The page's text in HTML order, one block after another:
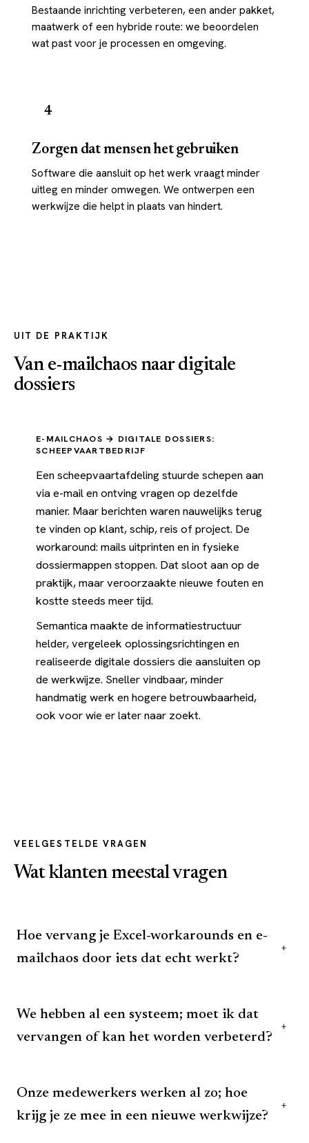
Bestaande inrichting verbeteren, een ander pakket,
maatwerk of een hybride route: we beoordelen
wat past voor je processen en omgeving.
4
Zorgen dat mensen het gebruiken
Software die aansluit op het werk vraagt minder
uitleg en minder omwegen. We ontwerpen een
werkwijze die helpt in plaats van hindert.
UIT DE PRAKTIJK
Van e-mailchaos naar digitale
dossiers
E-MAILCHAOS → DIGITALE DOSSIERS:
SCHEEPVAARTBEDRIJF
Een scheepvaartafdeling stuurde schepen aan
via e-mail en ontving vragen op dezelfde
manier. Maar berichten waren nauwelijks terug
te vinden op klant, schip, reis of project. De
workaround: mails uitprinten en in fysieke
dossiermappen stoppen. Dat sloot aan op de
praktijk, maar veroorzaakte nieuwe fouten en
kostte steeds meer tijd.
Semantica maakte de informatiestructuur
helder, vergeleek oplossingsrichtingen en
realiseerde digitale dossiers die aansluiten op
de werkwijze. Sneller vindbaar, minder
handmatig werk en hogere betrouwbaarheid,
ook voor wie er later naar zoekt.
VEELGESTELDE VRAGEN
Wat klanten meestal vragen
Hoe vervang je Excel-workarounds en e-
mailchaos door iets dat echt werkt?
+
We hebben al een systeem; moet ik dat
vervangen of kan het worden verbeterd?
+
Onze medewerkers werken al zo; hoe
krijg je ze mee in een nieuwe werkwijze?
+